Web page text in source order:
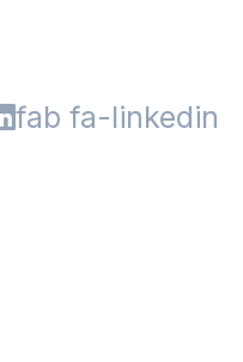
fab fa-linkedin